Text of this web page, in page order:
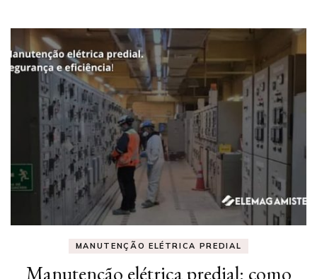
MANUTENÇÃO ELÉTRICA PREDIAL
Manutenção elétrica predial: como